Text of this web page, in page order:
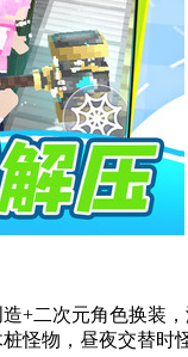
+二次元角色换
怪物，昼夜交替